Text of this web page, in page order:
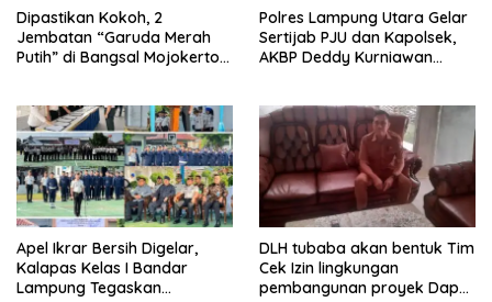
Dipastikan Kokoh, 2
Jembatan “Garuda Merah
Putih” di Bangsal Mojokerto
Polres Lampung Utara Gelar
Sertijab PJU dan Kapolsek,
AKBP Deddy Kurniawan
Apel Ikrar Bersih Digelar,
Kalapas Kelas I Bandar
Lampung Tegaskan
DLH tubaba akan bentuk Tim
Cek Izin lingkungan
pembangunan proyek Dapur